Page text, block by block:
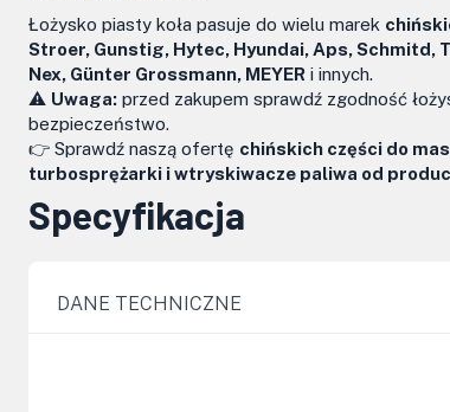
Łożysko piasty koła pasuje do wielu marek
Stroer, Gunstig, Hytec, Hyundai, Aps, Schmitd,
Nex, Günter Grossmann, MEYER i innych.
⚠️ Uwaga: przed zakupem sprawdź zgodność
bezpieczeństwo.
👉 Sprawdź naszą ofertę chińskich części do
turbosprężarki i wtryskiwacze paliwa od
Specyfikacja
DANE TECHNICZNE